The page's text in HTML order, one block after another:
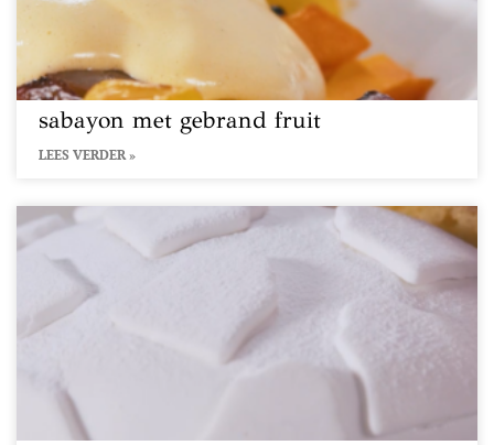
sabayon met gebrand fruit
LEES VERDER »